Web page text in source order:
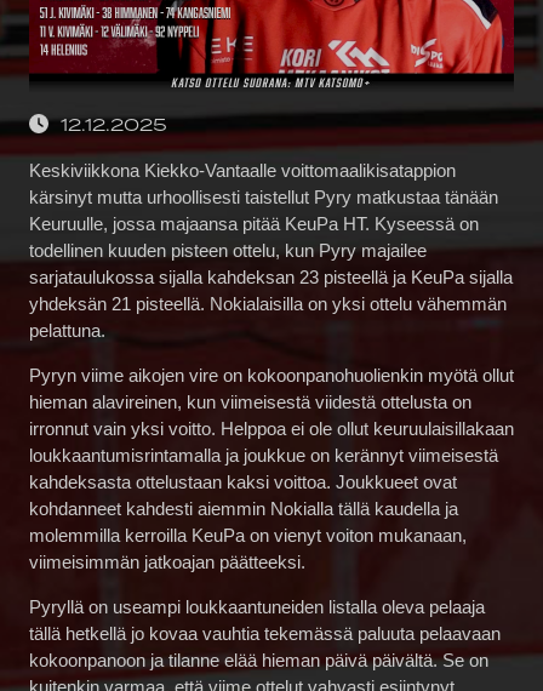
12.12.2025
Keskiviikkona Kiekko-Vantaalle voittomaalikisatappion
kärsinyt mutta urhoollisesti taistellut Pyry matkustaa tänään
Keuruulle, jossa majaansa pitää KeuPa HT. Kyseessä on
todellinen kuuden pisteen ottelu, kun Pyry majailee
sarjataulukossa sijalla kahdeksan 23 pisteellä ja KeuPa sijalla
yhdeksän 21 pisteellä. Nokialaisilla on yksi ottelu vähemmän
pelattuna.
Pyryn viime aikojen vire on kokoonpanohuolienkin myötä ollut
hieman alavireinen, kun viimeisestä viidestä ottelusta on
irronnut vain yksi voitto. Helppoa ei ole ollut keuruulaisillakaan
loukkaantumisrintamalla ja joukkue on kerännyt viimeisestä
kahdeksasta ottelustaan kaksi voittoa. Joukkueet ovat
kohdanneet kahdesti aiemmin Nokialla tällä kaudella ja
molemmilla kerroilla KeuPa on vienyt voiton mukanaan,
viimeisimmän jatkoajan päätteeksi.
Pyryllä on useampi loukkaantuneiden listalla oleva pelaaja
tällä hetkellä jo kovaa vauhtia tekemässä paluuta pelaavaan
kokoonpanoon ja tilanne elää hieman päivä päivältä. Se on